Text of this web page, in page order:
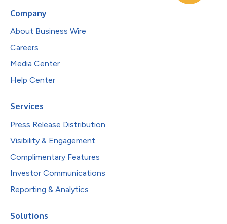
Company
About Business Wire
Careers
Media Center
Help Center
Services
Press Release Distribution
Visibility & Engagement
Complimentary Features
Investor Communications
Reporting & Analytics
Solutions